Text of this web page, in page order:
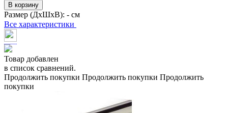
В корзину
Размер (ДхШхВ): - см
Все характеристики
Товар добавлен
в список сравнений.
Продолжить покупки Продолжить покупки Продолжить
покупки